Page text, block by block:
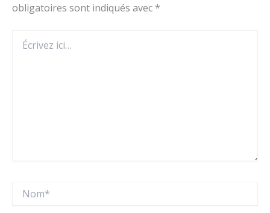
obligatoires sont indiqués avec *
ici…